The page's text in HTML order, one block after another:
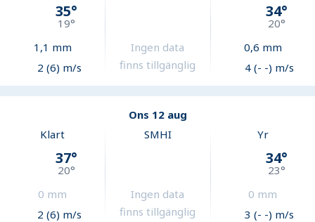
35°
19°
1,1 mm
2 (6) m/s
Ingen data
finns tillgänglig
34°
20°
0,6 mm
4 (- -) m/s
Ons 12 aug
Klart
37°
20°
0 mm
2 (6) m/s
SMHI
Ingen data
finns tillgänglig
Yr
34°
23°
0 mm
3 (- -) m/s